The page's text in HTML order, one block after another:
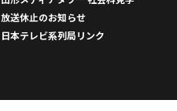
放送休止のお知らせ
日本テレビ系列局リンク